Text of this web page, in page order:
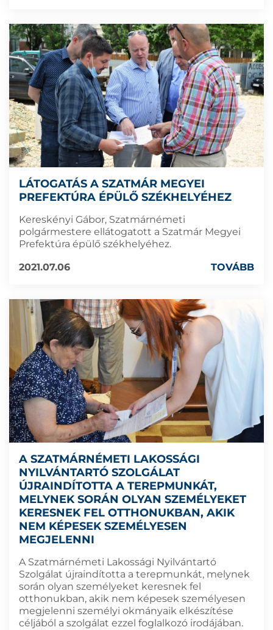
LÁTOGATÁS A SZATMÁR MEGYEI
PREFEKTÚRA ÉPÜLŐ SZÉKHELYÉHEZ
Kereskényi Gábor, Szatmárnémeti
polgármestere ellátogatott a Szatmár Megyei
Prefektúra épülő székhelyéhez.
2021.07.06
TOVÁBB
A SZATMÁRNÉMETI LAKOSSÁGI
NYILVÁNTARTÓ SZOLGÁLAT
ÚJRAINDÍTOTTA A TEREPMUNKÁT,
MELYNEK SORÁN OLYAN SZEMÉLYEKET
KERESNEK FEL OTTHONUKBAN, AKIK
NEM KÉPESEK SZEMÉLYESEN
MEGJELENNI
A Szatmárnémeti Lakossági Nyilvántartó
Szolgálat újraindította a terepmunkát, melynek
során olyan személyeket keresnek fel
otthonukban, akik nem képesek személyesen
megjelenni személyi okmányaik elkészítése
céljából a szolgálat ezzel foglalkozó irodájában.